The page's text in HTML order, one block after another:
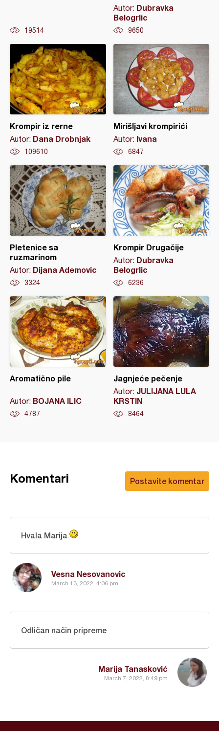
19514
Autor: Dubravka
Belogrlic
9650
Krompir iz rerne
Autor: Dana Drobnjak
109610
Mirišljavi krompirići
Autor: Ivana
6847
Pletenice sa
ruzmarinom
Autor: Dijana Ademovic
3324
Krompir Drugačije
Autor: Dubravka
Belogrlic
6236
Aromatično pile
Autor: BOJANA ILIC
4787
Jagnjeće pečenje
Autor: JULIJANA LULA
KRSTIN
8464
Postavite komentar
Komentari
Vesna Nesovanovic
March 13, 2022, 4:06 pm
Hvala Marija
Marija Tanasković
March 7, 2022, 8:49 pm
Odličan način pripreme